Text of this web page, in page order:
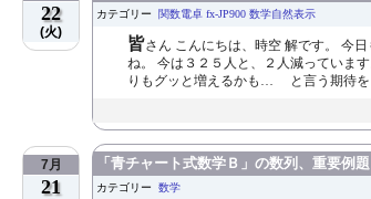
22
(火)
カテゴリー 関数電卓 fx-JP900 数学自然表示
皆さん こんにちは、時空 解です。 今
ね。 今は３２５人と、２人減っていま
りもグッと増えるかも… と言う期待
7月
21
「青チャート式数学Ｂ」の数列、重要例
カテゴリー 数学